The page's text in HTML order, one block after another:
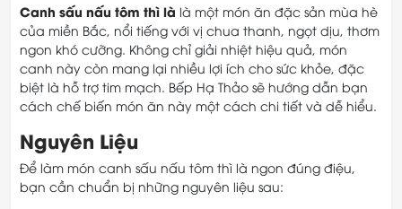
Canh sấu nấu tôm thì là là một món ăn đặc sản mùa hè
của miền Bắc, nổi tiếng với vị chua thanh, ngọt dịu, thơm
ngon khó cưỡng. Không chỉ giải nhiệt hiệu quả, món
canh này còn mang lại nhiều lợi ích cho sức khỏe, đặc
biệt là hỗ trợ tim mạch. Bếp Hạ Thảo sẽ hướng dẫn bạn
cách chế biến món ăn này một cách chi tiết và dễ hiểu.
Nguyên Liệu
Để làm món canh sấu nấu tôm thì là ngon đúng điệu,
bạn cần chuẩn bị những nguyên liệu sau: